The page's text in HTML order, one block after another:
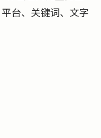
台、关键词、文字